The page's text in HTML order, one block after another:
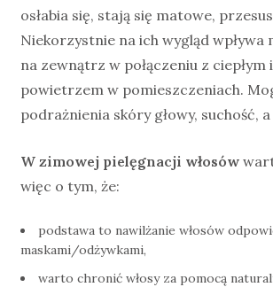
osłabia się, stają się matowe,
Niekorzystnie na ich wygląd wpływa
na zewnątrz w połączeniu z ciepłym
powietrzem w pomieszczeniach.
podrażnienia skóry głowy, suchość,
W zimowej pielęgnacji włosów
więc o tym, że:
podstawa to nawilżanie włosów
maskami/odżywkami,
warto chronić włosy za pomocą